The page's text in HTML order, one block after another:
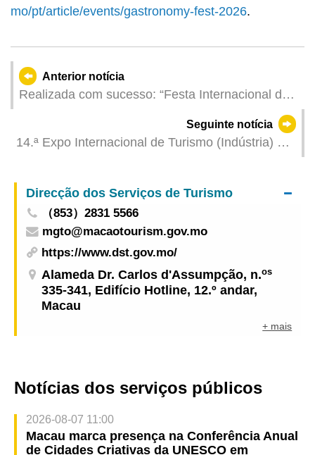
mo/pt/article/events/gastronomy-fest-2026.
Anterior notícia
Realizada com sucesso: “Festa Internacional das
apresenta vantagens do destino como plataforma
de intercâmbio internacional
Seguinte notícia
14.ª Expo Internacional de Turismo (Indústria) de
turístico
Direcção dos Serviços de Turismo
（853）2831 5566
mgto@macaotourism.gov.mo
https://www.dst.gov.mo/
Alameda Dr. Carlos d'Assumpção, n.os
335-341, Edifício Hotline, 12.º andar,
Macau
+ mais
Notícias dos serviços públicos
2026-08-07 11:00
Macau marca presença na Conferência Anual
de Cidades Criativas da UNESCO em